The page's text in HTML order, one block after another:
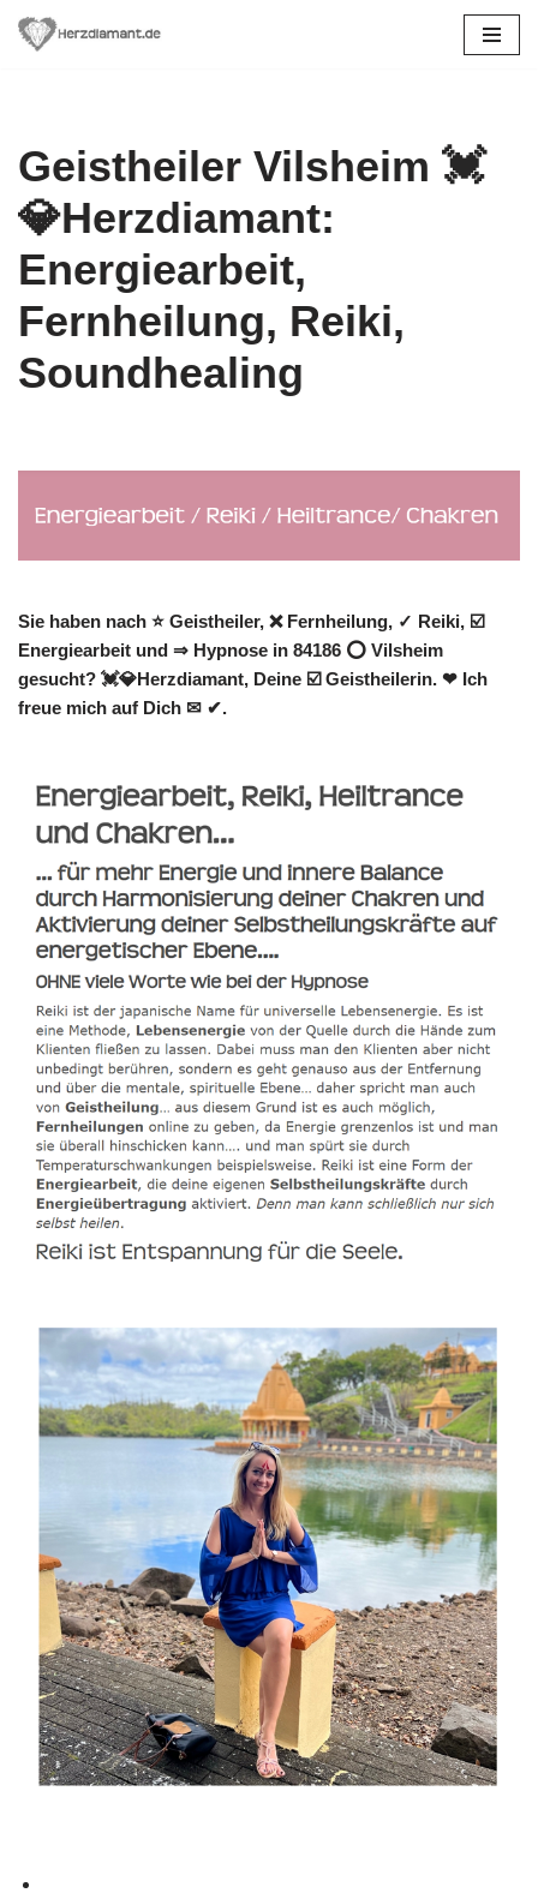
Geistheiler Vilsheim 💓️
💎Herzdiamant:
Energiearbeit,
Fernheilung, Reiki,
Soundhealing
Sie haben nach ⭐ Geistheiler, ❌ Fernheilung, ✓ Reiki, ☑️
Energiearbeit und ⇒ Hypnose in 84186 ⭕ Vilsheim
gesucht? 💓️💎Herzdiamant, Deine ☑️ Geistheilerin. ❤ Ich
freue mich auf Dich ✉ ✔.